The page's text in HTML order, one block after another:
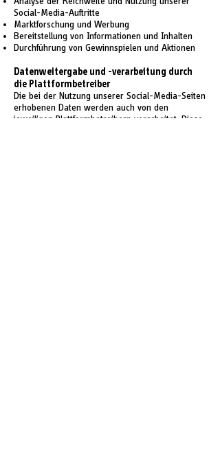
Social-Media-Auftritte
Marktforschung und Werbung
Bereitstellung von Informationen und Inhalten
Durchführung von Gewinnspielen und Aktionen
Datenweitergabe und -verarbeitung durch
die Plattformbetreiber
Die bei der Nutzung unserer Social-Media-Seiten
erhobenen Daten werden auch von den
jeweiligen Plattformbetreibern verarbeitet. Diese